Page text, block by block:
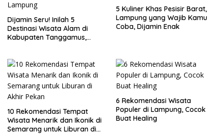
Dijamin Seru! Inilah 5
Destinasi Wisata Alam di
Kabupaten Tanggamus,
5 Kuliner Khas Pesisir Barat,
Lampung yang Wajib Kamu
Coba, Dijamin Enak
10 Rekomendasi Tempat
Wisata Menarik dan Ikonik di
Semarang untuk Liburan di
6 Rekomendasi Wisata
Populer di Lampung, Cocok
Buat Healing